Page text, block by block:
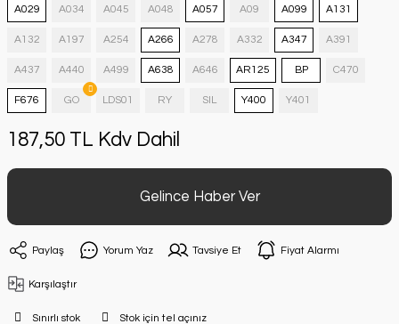
A029 A034 A045 A048 A057 A09 A099 A131
A132 A197 A254 A266 A278 A332 A347 A391
A437 A440 A499 A638 A646 AR125 BP C470
F676 GO LDS01 RY SIL Y400 Y401
187,50 TL Kdv Dahil
Gelince Haber Ver
Paylaş Yorum Yaz Tavsiye Et Fiyat Alarmı
Karşılaştır
Sınırlı stok Stok için tel açınız